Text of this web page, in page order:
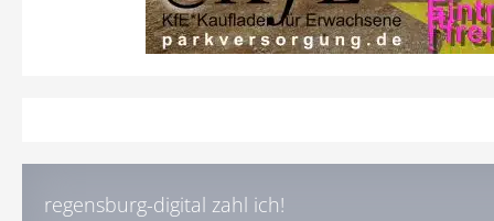
regensburg-digital zahl ich!